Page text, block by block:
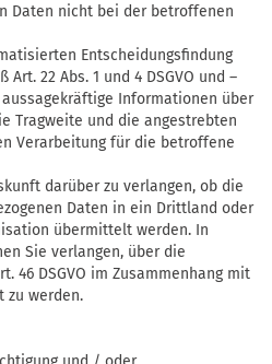
Daten nicht bei der betroffenen
Entscheidungsfindung
22 Abs. 1 und 4 DSGVO und –
Informationen über
Tragweite und die angestrebten
Verarbeitung für die betroffene
darüber zu verlangen, ob die
Daten in ein Drittland oder
übermittelt werden. In
Sie verlangen, über die
46 DSGVO im Zusammenhang mit
zu werden.